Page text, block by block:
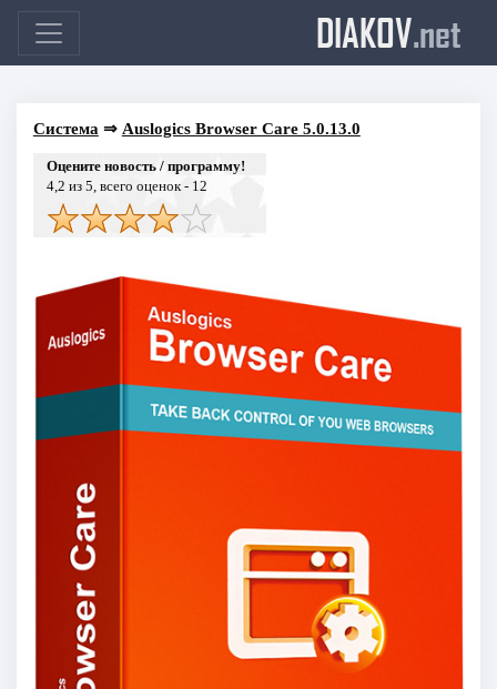
DIAKOV.net
Система ⇒ Auslogics Browser Care 5.0.13.0
Оцените новость / программу!
4,2 из 5, всего оценок - 12